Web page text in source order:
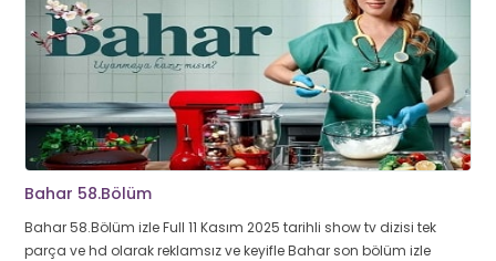
Bahar 58.Bölüm
Bahar 58.Bölüm izle Full 11 Kasım 2025 tarihli show tv dizisi tek
parça ve hd olarak reklamsız ve keyifle Bahar son bölüm izle